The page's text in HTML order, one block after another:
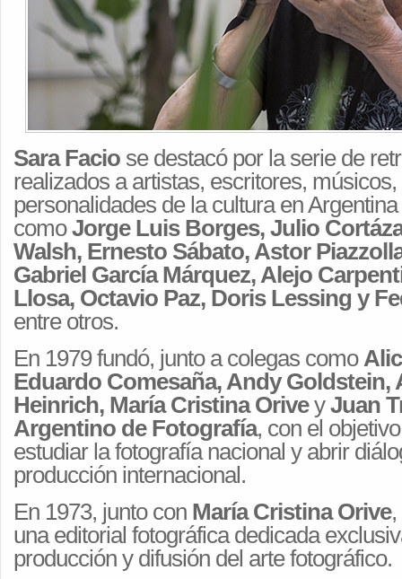
Sara Facio se destacó por la serie de
realizados a artistas, escritores,
personalidades de la cultura en
comoJorge Luis Borges, Julio
Walsh, Ernesto Sábato, Astor
Gabriel García Márquez, Alejo
Llosa, Octavio Paz, Doris Lessing y
entre otros.
En 1979 fundó, junto a colegas como
Eduardo Comesaña, Andy Goldstein,
Heinrich, María Cristina OriveyJuan
Argentino de Fotografía, con el
estudiar la fotografía nacional y abrir
producción internacional.
En 1973, junto con María Cristina Orive
una editorial fotográfica dedicada
producción y difusión del arte fotográfico.